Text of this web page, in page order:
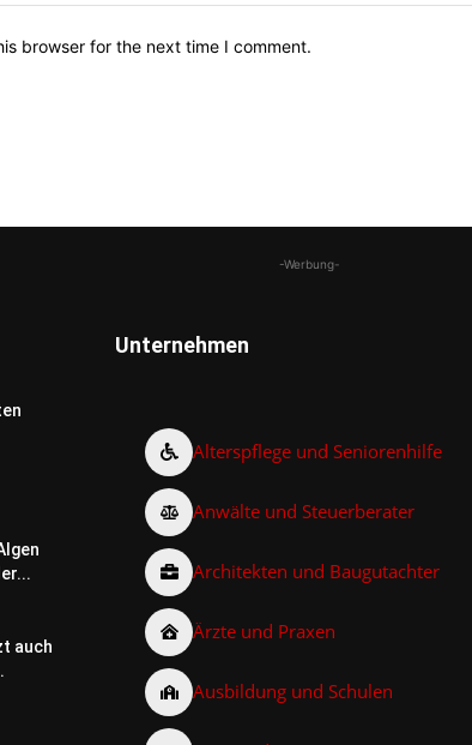
browser for the next time I comment.
-Werbung-
auch
Unternehmen
Alterspflege und Seniorenhilfe
Anwälte und Steuerberater
Architekten und Baugutachter
Ärzte und Praxen
Ausbildung und Schulen